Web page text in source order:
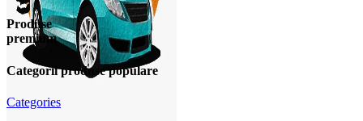
Produse
premium
Categorii produse populare
Categories